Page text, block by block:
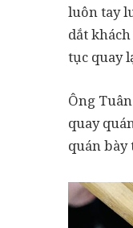
luôn tay
dắt
tục quay
Ông
quay
quán bày